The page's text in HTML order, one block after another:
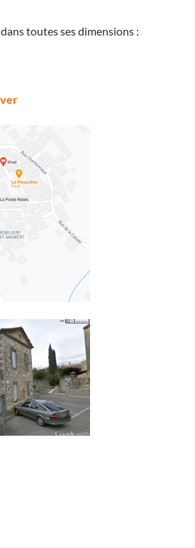
toutes ses dimensions :